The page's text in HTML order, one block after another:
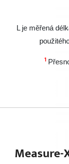
L je měřená
1
Measure-